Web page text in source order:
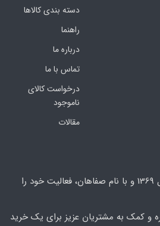
دسته بندی کالاها
راهنما
درباره ما
تماس با ما
درخواست کالای
ناموجود
مقالات
فروشگاه صفاهان کالا از سال 1369 و با نام صفاهان، فعالیت خود را
و کمک به مشتریان عزیز برای یک خرید